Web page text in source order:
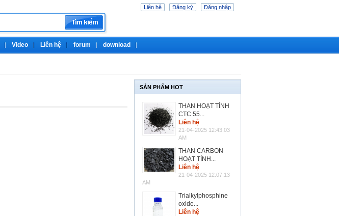
Liên hệ Đăng ký Đăng nhập
Video Liên hệ forum download
SẢN PHẨM HOT
THAN HOẠT TÍNH
CTC 55...
Liên hệ
21-04-2025 12:43:03
AM
THAN CARBON
HOẠT TÍNH...
Liên hệ
21-04-2025 12:07:13
AM
Trialkylphosphine
oxide...
Liên hệ